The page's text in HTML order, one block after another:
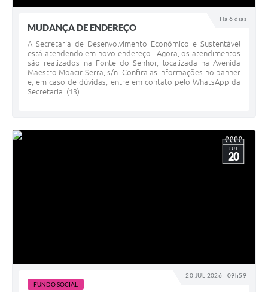
Há 6 dias
MUDANÇA DE ENDEREÇO
A Secretaria de Desenvolvimento Econômico e Sustentável
está atendendo em novo endereço. Agora, os atendimentos
são realizados na Fonte do Senhor, localizada na Avenida
Maestro Moacir Serra, s/n. Confira as informações no banner
e, em caso de dúvidas, entre em contato pelo WhatsApp da
Secretaria: (13)...
20 JUL 2026 - 09h59
JUL
20
FUNDO SOCIAL